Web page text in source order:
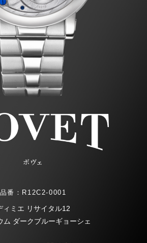
ボヴェ
品番：R12C2-0001
ィミエ リサイタル12
ム ダークブルーギョーシェ